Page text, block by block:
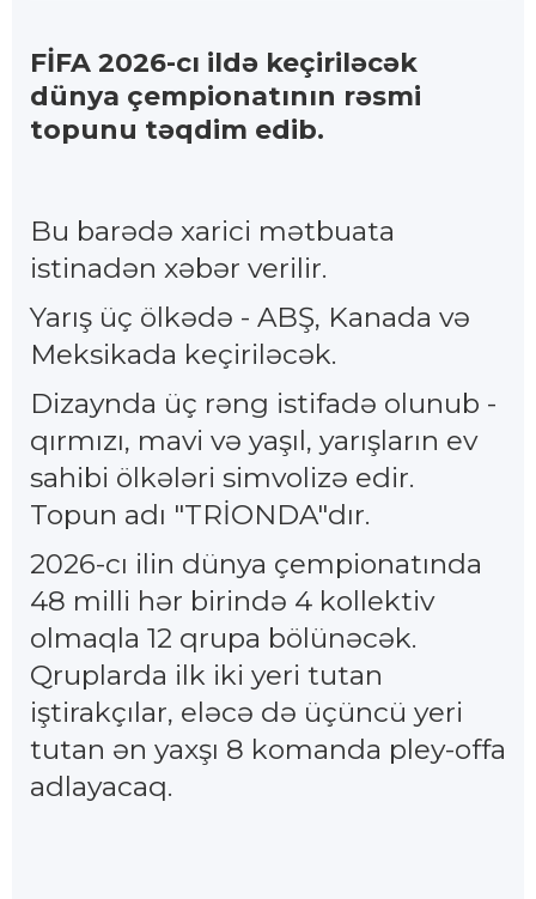
FİFA 2026-cı ildə keçiriləcək
dünya çempionatının rəsmi
topunu təqdim edib.
Bu barədə xarici mətbuata
istinadən xəbər verilir.
Yarış üç ölkədə - ABŞ, Kanada və
Meksikada keçiriləcək.
Dizaynda üç rəng istifadə olunub -
qırmızı, mavi və yaşıl, yarışların ev
sahibi ölkələri simvolizə edir.
Topun adı "TRİONDA"dır.
2026-cı ilin dünya çempionatında
48 milli hər birində 4 kollektiv
olmaqla 12 qrupa bölünəcək.
Qruplarda ilk iki yeri tutan
iştirakçılar, eləcə də üçüncü yeri
tutan ən yaxşı 8 komanda pley-offa
adlayacaq.